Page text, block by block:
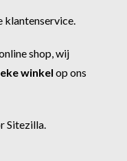
klantenservice
shop, wij
winkel op ons
Sitezilla